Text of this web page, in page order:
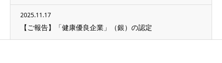
2025.11.17
【ご報告】「健康優良企業」（銀）の認定